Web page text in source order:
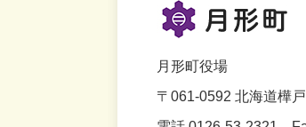
月形町役場
〒061-0592 北海道樺